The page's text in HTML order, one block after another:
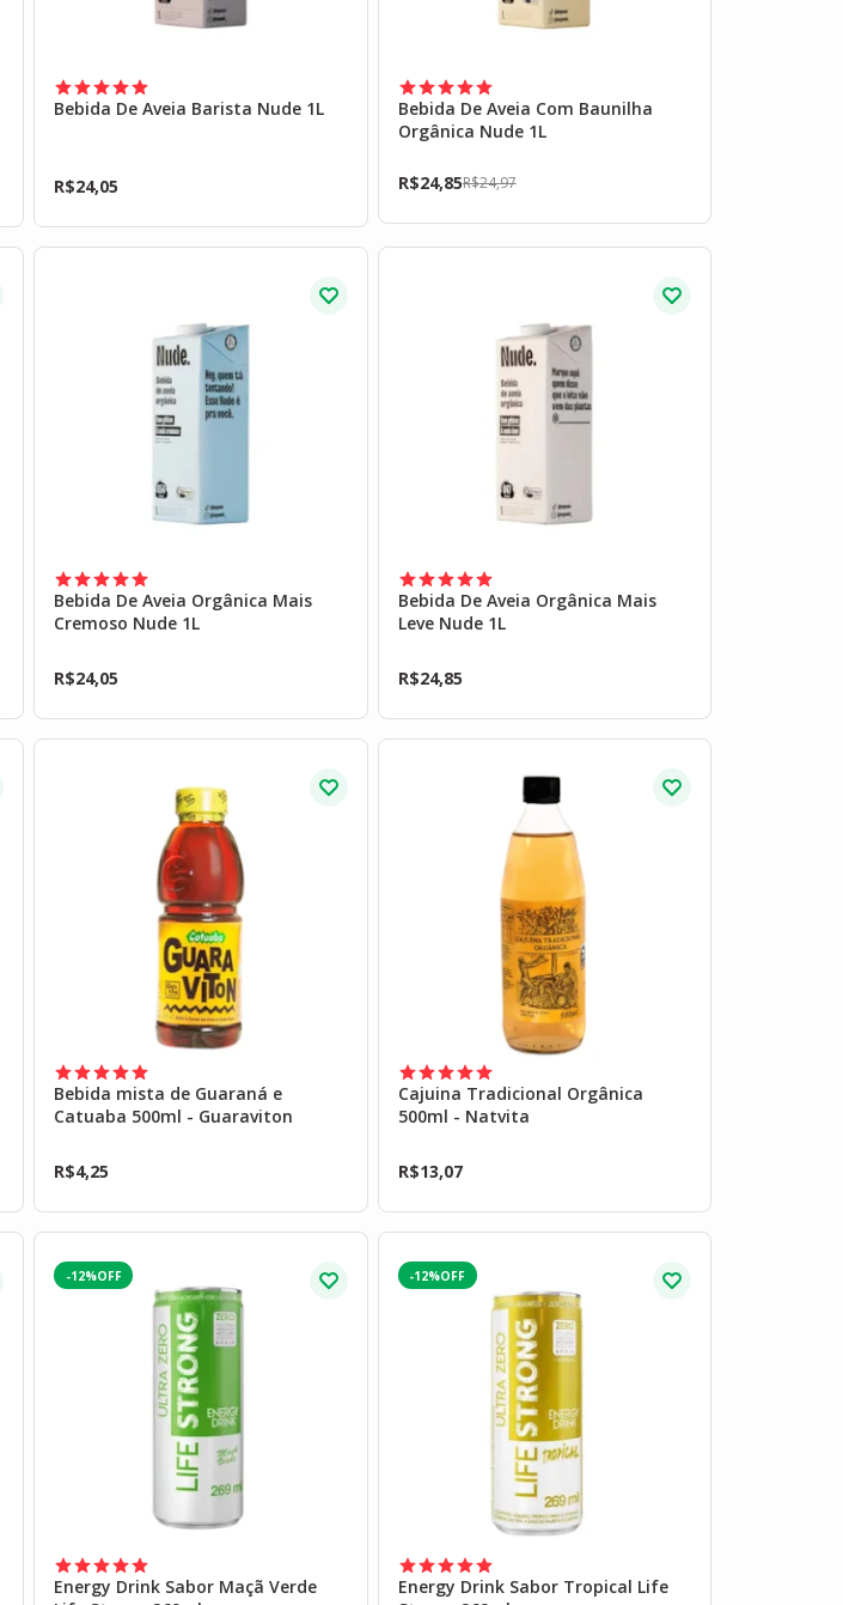
Bebida De Aveia Barista Nude 1L
R$24,05
Bebida De Aveia Com Baunilha
Orgânica Nude 1L
R$24,97
R$24,85
Bebida De Aveia Orgânica Mais
Cremoso Nude 1L
R$24,05
Bebida De Aveia Orgânica Mais
Leve Nude 1L
R$24,85
Bebida mista de Guaraná e
Catuaba 500ml - Guaraviton
R$4,25
Cajuina Tradicional Orgânica
500ml - Natvita
R$13,07
-12%
Energy Drink Sabor Maçã Verde
-12%
Energy Drink Sabor Tropical Life